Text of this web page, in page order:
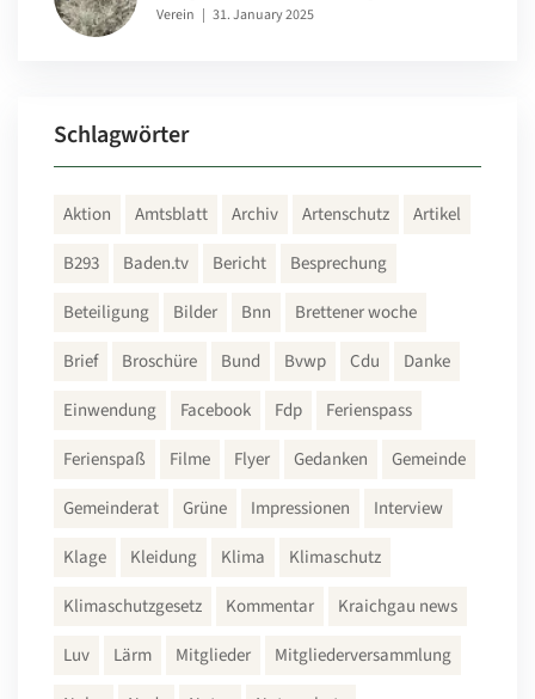
Verein | 31. January 2025
Schlagwörter
Aktion Amtsblatt Archiv Artenschutz
Artikel
B293
Baden.tv Bericht
Besprechung
Beteiligung
Bilder Bnn
Brettener woche
Brief
Broschüre Bund Bvwp Cdu
Danke
Einwendung
Facebook Fdp
Ferienspass
Ferienspaß
Filme Flyer Gedanken
Gemeinde
Gemeinderat
Grüne Impressionen
Interview
Klage
Kleidung Klima
Klimaschutz
Klimaschutzgesetz
Kommentar
Kraichgau news
Luv
Lärm Mitglieder
Mitgliederversammlung